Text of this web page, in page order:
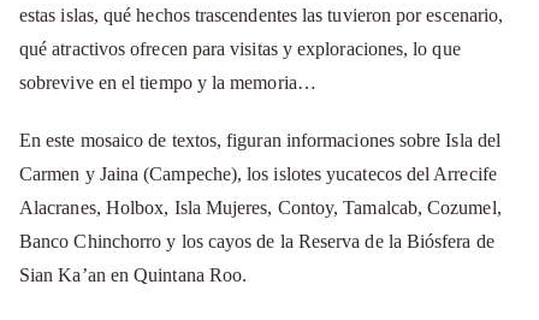
estas islas, qué hechos trascendentes las tuvieron por escenario,
qué atractivos ofrecen para visitas y exploraciones, lo que
sobrevive en el tiempo y la memoria…
En este mosaico de textos, figuran informaciones sobre Isla del
Carmen y Jaina (Campeche), los islotes yucatecos del Arrecife
Alacranes, Holbox, Isla Mujeres, Contoy, Tamalcab, Cozumel,
Banco Chinchorro y los cayos de la Reserva de la Biósfera de
Sian Ka’an en Quintana Roo.